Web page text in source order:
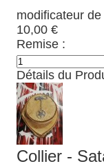
modificateur
10,00 €
Remise :
Détails du
Collier -